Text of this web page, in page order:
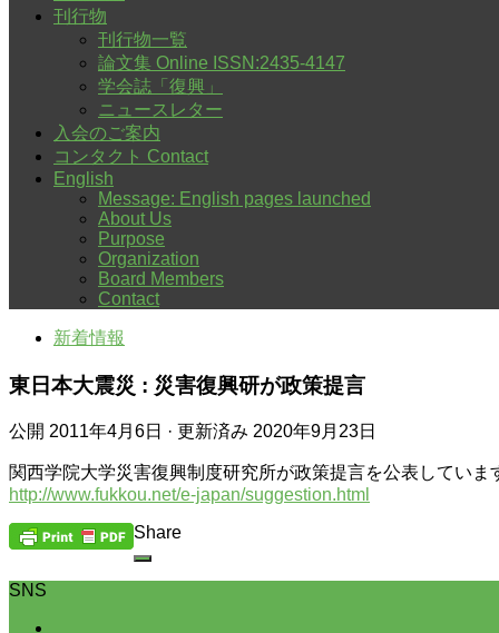
刊行物
刊行物一覧
論文集 Online ISSN:2435-4147
学会誌「復興」
ニュースレター
入会のご案内
コンタクト Contact
English
Message: English pages launched
About Us
Purpose
Organization
Board Members
Contact
新着情報
東日本大震災 : 災害復興研が政策提言
公開 2011年4月6日 · 更新済み 2020年9月23日
関西学院大学災害復興制度研究所が政策提言を公表していま
http://www.fukkou.net/e-japan/suggestion.html
Share
SNS